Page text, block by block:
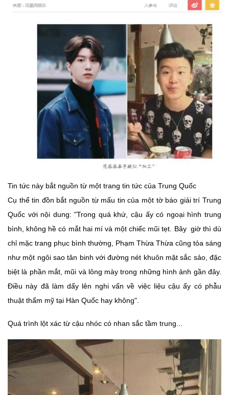
Tin tức này bắt nguồn từ một trang tin tức của Trung Quốc
Cụ thể tin đồn bắt nguồn từ mẩu tin của một tờ báo giải trí Trung
Quốc với nội dung: "Trong quá khứ, cậu ấy có ngoại hình trung
bình, không hề có mắt hai mí và một chiếc mũi tẹt. Bây giờ thì dù
chỉ mặc trang phục bình thường, Phạm Thừa Thừa cũng tỏa sáng
như một ngôi sao tân binh với đường nét khuôn mặt sắc sảo, đặc
biệt là phần mắt, mũi và lông mày trong những hình ảnh gần đây.
Điều này đã làm dấy lên nghi vấn về việc liệu cậu ấy có phẫu
thuật thẩm mỹ tại Hàn Quốc hay không".
Quá trình lột xác từ cậu nhóc có nhan sắc tầm trung...